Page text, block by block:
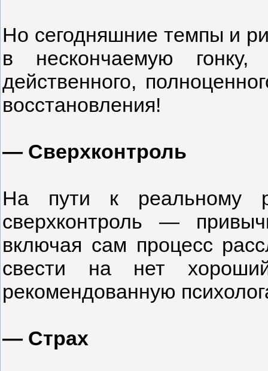
Но сегодняшние темпы и
в нескончаемую
действенного,
восстановления!
— Сверхконтроль
На пути к реальному
сверхконтроль —
включая сам процесс
свести на нет
рекомендованную
— Страх